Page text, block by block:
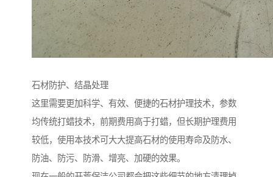
石材防护、结晶处理
这里需要更加科学、有效、便捷的石材护理技术，参数
均传统打蜡技术，前期费用高于打蜡，但长期护理费用
较低，使用本技术可大大提高石材的使用寿命及防水、
防油、防污、防滑、增亮、加硬的效果。